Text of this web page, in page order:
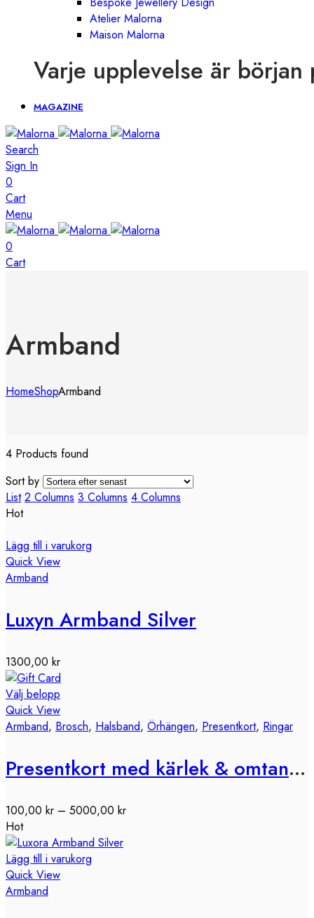
Atelier Malorna
Maison Malorna
Varje upplevelse är
MAGAZINE
Search
Sign In
0
Cart
Menu
0
Cart
Armband
HomeShopArmband
4 Products found
Sort by
List 2 Columns 3 Columns 4 Columns
Hot
Lägg till i varukorg
Quick View
Armband
Luxyn Armband Silver
1300,00 kr
Välj belopp
Quick View
Armband, Brosch, Halsband, Örhängen, Presentkort, Ringar
Presentkort med kärlek & omtanke
100,00 kr – 5000,00 kr
Hot
Lägg till i varukorg
Quick View
Armband